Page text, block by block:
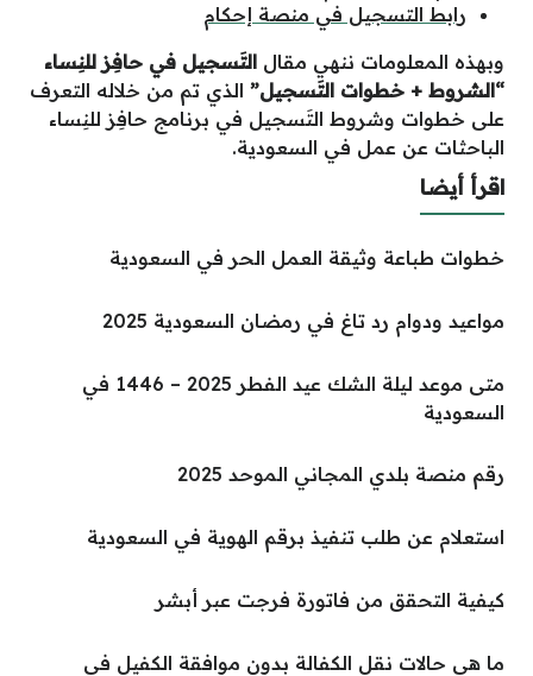
رابط التسجيل في منصة إحكام
وبهذه المعلومات ننهي مقال التَسجيل في حافِز للنِساء
“الشروط + خطوات التَسجيل” الذي تم من خلاله التعرف
على خطوات وشروط التَسجيل في برنامج حافِز للنِساء
الباحثات عن عمل في السعودية.
اقرأ أيضا
خطوات طباعة وثيقة العمل الحر في السعودية
مواعيد ودوام رد تاغ في رمضان السعودية 2025
متى موعد ليلة الشك عيد الفطر 2025 – 1446 في
السعودية
رقم منصة بلدي المجاني الموحد 2025
استعلام عن طلب تنفيذ برقم الهوية في السعودية
كيفية التحقق من فاتورة فرجت عبر أبشر
ما هي حالات نقل الكفالة بدون موافقة الكفيل في